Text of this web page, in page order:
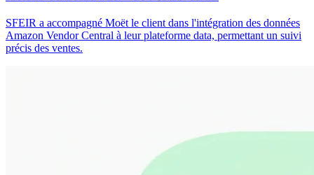
SFEIR a accompagné Moët le client dans l'intégration des données
Amazon Vendor Central à leur plateforme data, permettant un suivi
précis des ventes.